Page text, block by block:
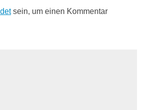
sein, um einen Kommentar